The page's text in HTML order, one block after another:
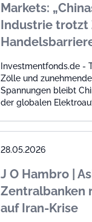
Markets:
Industrie trotzt
Investmentfonds.de -
Zölle und
Spannungen bleibt
der globalen
28.05.2026
J O Hambro |
Zentralbanken
auf Iran-Krise